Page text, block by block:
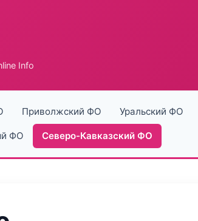
Info
Приволжский ФО Уральский ФО
ФО Северо-Кавказский ФО